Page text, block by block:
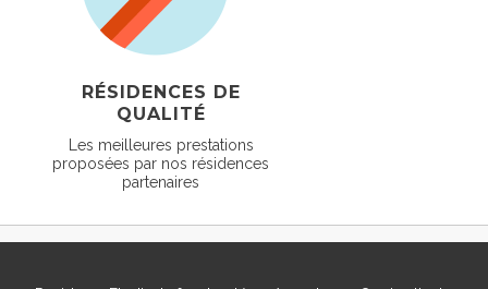
RÉSIDENCES DE
QUALITÉ
Les meilleures prestations
proposées par nos résidences
partenaires